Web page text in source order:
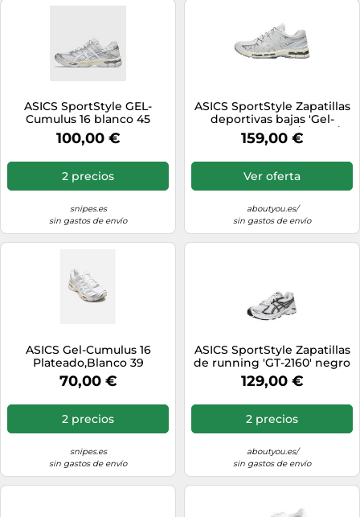
ASICS SportStyle GEL-
Cumulus 16 blanco 45
100,00 €
2 precios
snipes.es
sin gastos de envío
ASICS SportStyle Zapatillas
deportivas bajas 'Gel-
Kayano 20' gris / plata /
blanco 48-48,5 gris / plata /
159,00 €
Ver oferta
aboutyou.es/
sin gastos de envío
ASICS Gel-Cumulus 16
Plateado,Blanco 39
70,00 €
2 precios
snipes.es
sin gastos de envío
ASICS SportStyle Zapatillas
de running 'GT-2160' negro
/ plata / blanco 37 negro /
plata / blanco
129,00 €
2 precios
aboutyou.es/
sin gastos de envío